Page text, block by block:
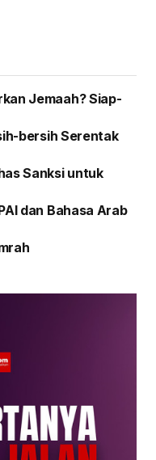
Jemaah? Siap-
bersih Serentak
Sanksi untuk
dan Bahasa Arab